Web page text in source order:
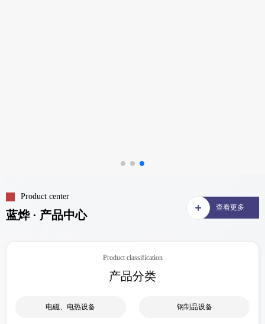
Product center
蓝烨 · 产品中心
查看更多
Product classification
产品分类
电磁、电热设备 钢制品设备